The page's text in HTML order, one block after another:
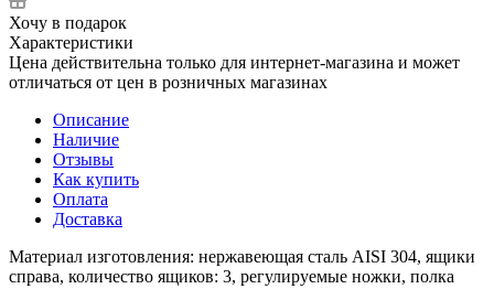
Хочу в подарок
Характеристики
Цена действительна только для интернет-магазина и может
отличаться от цен в розничных магазинах
Описание
Наличие
Отзывы
Как купить
Оплата
Доставка
Материал изготовления: нержавеющая сталь AISI 304, ящики
справа, количество ящиков: 3, регулируемые ножки, полка